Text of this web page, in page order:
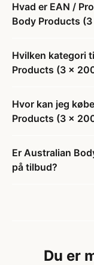
Hvad er EAN /
Body Products
Hvilken kategori
Products (3 x
Hvor kan jeg
Products (3 x
Er Australian
på tilbud?
Du er